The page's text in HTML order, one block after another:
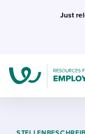
Just